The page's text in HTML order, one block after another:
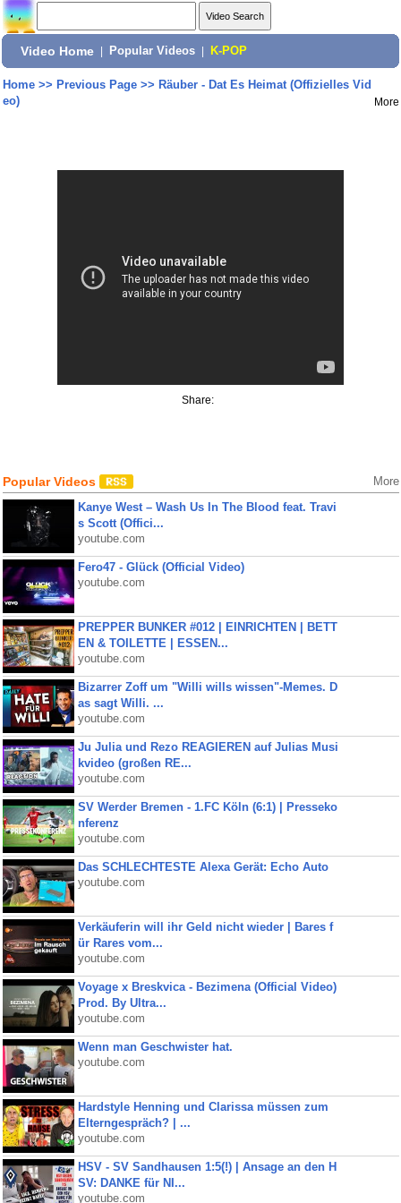
Video Home Popular Videos K-POP
Home>> Previous Page>> Räuber - Dat Es Heimat (Offizielles Vid
eo)
More
Share:
Popular Videos More
Kanye West – Wash Us In The Blood feat. Travi
s Scott (Offici...
youtube.com
Fero47 - Glück (Official Video)
youtube.com
PREPPER BUNKER #012 | EINRICHTEN | BETT
EN & TOILETTE | ESSEN...
youtube.com
Bizarrer Zoff um "Willi wills wissen"-Memes. D
as sagt Willi. ...
youtube.com
Ju Julia und Rezo REAGIEREN auf Julias Musi
kvideo (großen RE...
youtube.com
SV Werder Bremen - 1.FC Köln (6:1) | Presseko
nferenz
youtube.com
Das SCHLECHTESTE Alexa Gerät: Echo Auto
youtube.com
Verkäuferin will ihr Geld nicht wieder | Bares f
ür Rares vom...
youtube.com
Voyage x Breskvica - Bezimena (Official Video)
Prod. By Ultra...
youtube.com
Wenn man Geschwister hat.
youtube.com
Hardstyle Henning und Clarissa müssen zum
Elterngespräch? | ...
youtube.com
HSV - SV Sandhausen 1:5(!) | Ansage an den H
SV: DANKE für NI...
youtube.com